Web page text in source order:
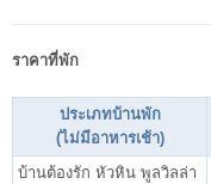
ราคาที่พัก
ประเภทบ้านพัก
(ไม่มีอาหารเช้า)
บ้านต้องรัก หัวหิน พูลวิลล่า